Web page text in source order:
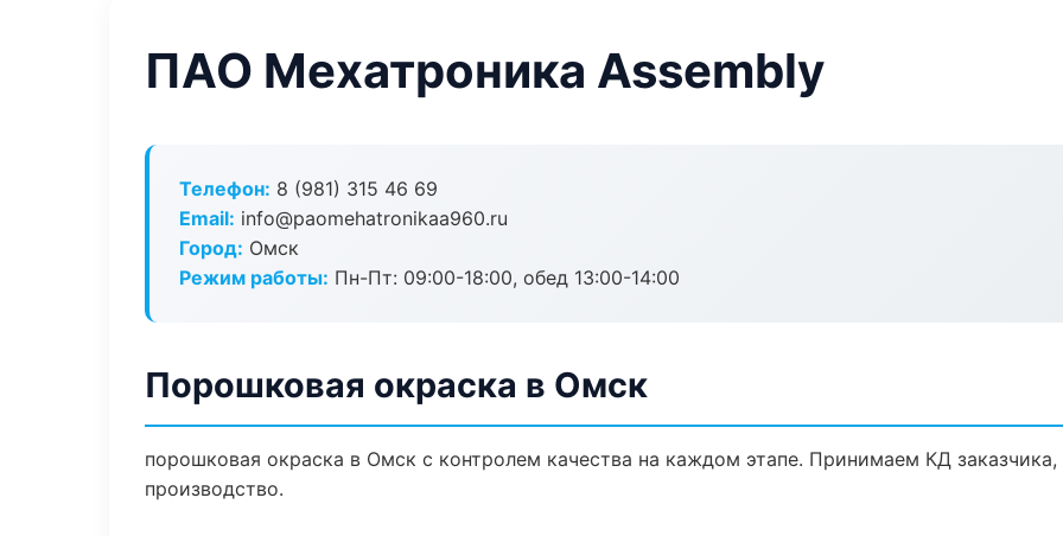
ПАО Мехатроника Assembly
Телефон: 8 (981) 315 46 69
Email: info@paomehatronikaa960.ru
Город: Омск
Режим работы: Пн-Пт: 09:00-18:00, обед 13:00-14:00
Порошковая окраска в Омск
порошковая окраска в Омск с контролем качества на каждом этапе. Принимаем КД
производство.